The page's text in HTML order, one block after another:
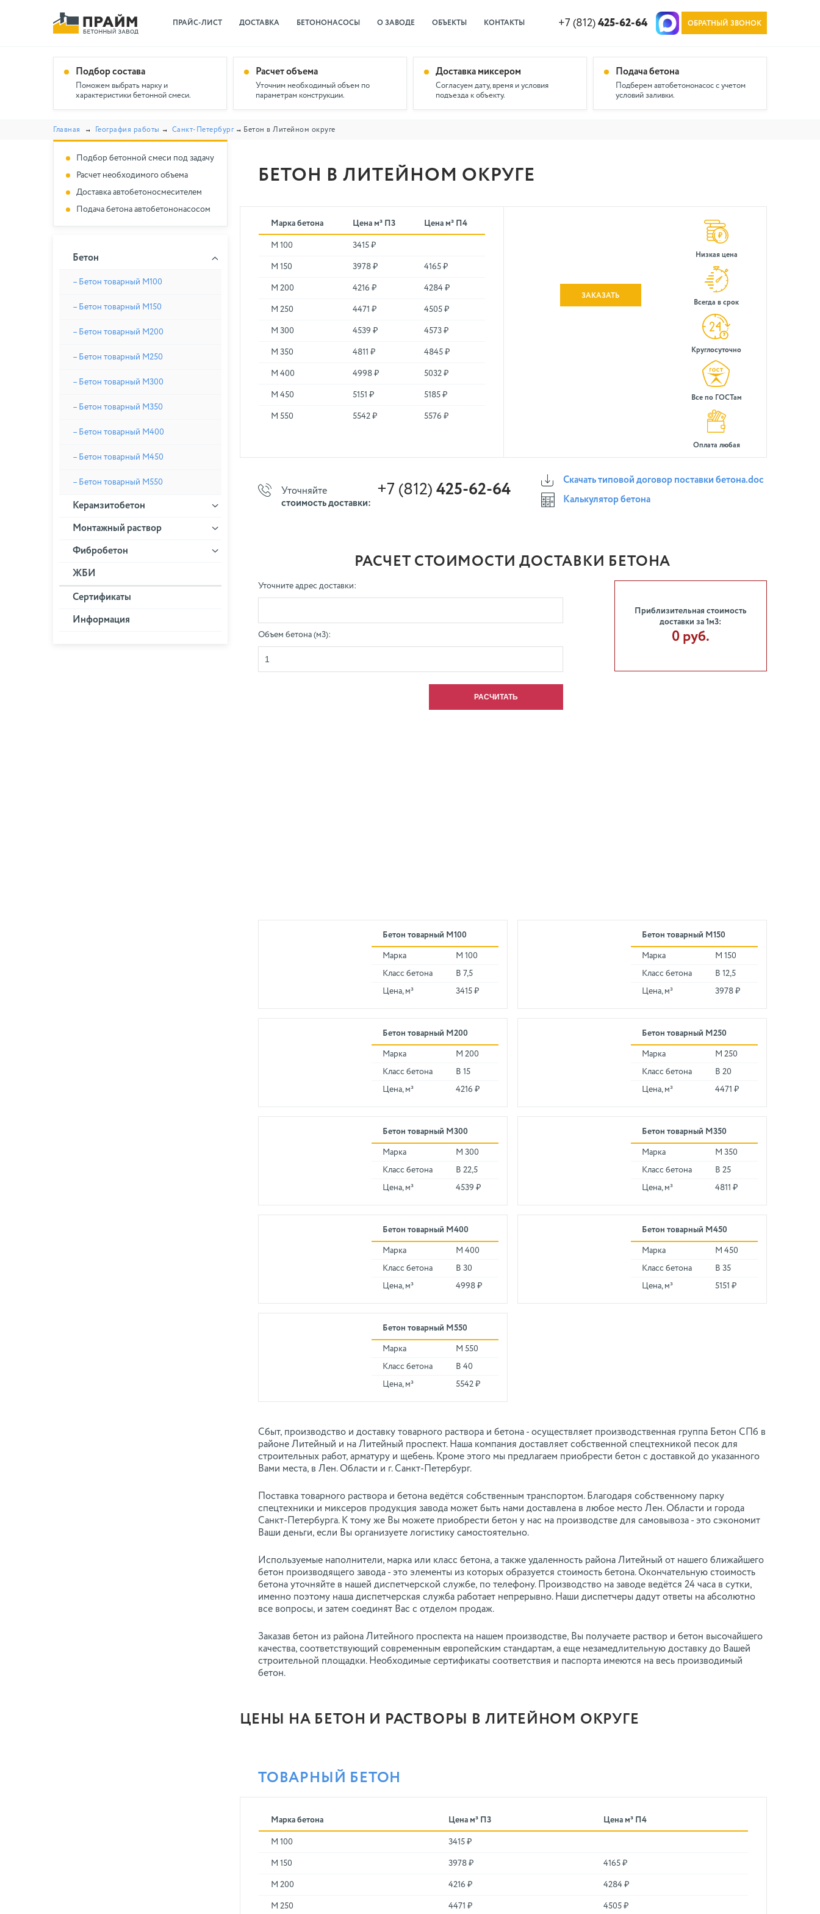
ПРАЙС-ЛИСТ ДОСТАВКА БЕТОНОНАСОСЫ О ЗАВОДЕ ОБЪЕКТЫ КОНТАКТЫ +7 (812) 425-62-64 ОБРАТНЫЙ ЗВОНОК
Подбор состава
Поможем выбрать марку и
характеристики бетонной смеси.
Расчет объема
Уточним необходимый объем по
параметрам конструкции.
Доставка миксером
Согласуем дату, время и условия
подъезда к объекту.
Подача бетона
Подберем автобетононасос с учетом
условий заливки.
Главная География работы Санкт-Петербург Бетон в Литейном округе
Подбор бетонной смеси под задачу
Расчет необходимого объема
Доставка автобетоносмесителем
Подача бетона автобетононасосом
Бетон
– Бетон товарный М100
– Бетон товарный М150
– Бетон товарный М200
– Бетон товарный М250
– Бетон товарный М300
– Бетон товарный М350
– Бетон товарный М400
– Бетон товарный М450
– Бетон товарный М550
Керамзитобетон
Монтажный раствор
Фибробетон
ЖБИ
Сертификаты
Информация
БЕТОН В ЛИТЕЙНОМ ОКРУГЕ
Марка бетона Цена м³ П3 Цена м³ П4
М 100 3415 ₽
М 150 3978 ₽ 4165 ₽
М 200 4216 ₽ 4284 ₽
М 250 4471 ₽ 4505 ₽
М 300 4539 ₽ 4573 ₽
М 350 4811 ₽ 4845 ₽
М 400 4998 ₽ 5032 ₽
М 450 5151 ₽ 5185 ₽
М 550 5542 ₽ 5576 ₽
ЗАКАЗАТЬ
Низкая цена
Всегда в срок
Круглосуточно
Все по ГОСТам
Оплата любая
Уточняйте
стоимость доставки:
+7 (812) 425-62-64
Скачать типовой договор поставки бетона.doc
Калькулятор бетона
РАСЧЕТ СТОИМОСТИ ДОСТАВКИ БЕТОНА
Уточните адрес доставки:
Объем бетона (м3):
Приблизительная стоимость
доставки за 1м3:
0 руб.
Бетон товарный М100
Марка М 100
Класс бетона В 7,5
Цена, м³ 3415 ₽
Бетон товарный М150
Марка М 150
Класс бетона В 12,5
Цена, м³ 3978 ₽
Бетон товарный М200
Марка М 200
Класс бетона В 15
Цена, м³ 4216 ₽
Бетон товарный М250
Марка М 250
Класс бетона В 20
Цена, м³ 4471 ₽
Бетон товарный М300
Марка М 300
Класс бетона В 22,5
Цена, м³ 4539 ₽
Бетон товарный М350
Марка М 350
Класс бетона В 25
Цена, м³ 4811 ₽
Бетон товарный М400
Марка М 400
Класс бетона В 30
Цена, м³ 4998 ₽
Бетон товарный М450
Марка М 450
Класс бетона В 35
Цена, м³ 5151 ₽
Бетон товарный М550
Марка М 550
Класс бетона В 40
Цена, м³ 5542 ₽
Сбыт, производство и доставку товарного раствора и бетона - осуществляет производственная группа Бетон СПб в
районе Литейный и на Литейный проспект. Наша компания доставляет собственной спецтехникой песок для
строительных работ, арматуру и щебень. Кроме этого мы предлагаем приобрести бетон с доставкой до указанного
Вами места, в Лен. Области и г. Санкт-Петербург.
Поставка товарного раствора и бетона ведётся собственным транспортом. Благодаря собственному парку
спецтехники и миксеров продукция завода может быть нами доставлена в любое место Лен. Области и города
Санкт-Петербурга. К тому же Вы можете приобрести бетон у нас на производстве для самовывоза - это сэкономит
Ваши деньги, если Вы организуете логистику самостоятельно.
Используемые наполнители, марка или класс бетона, а также удаленность района Литейный от нашего ближайшего
бетон производящего завода - это элементы из которых образуется стоимость бетона. Окончательную стоимость
бетона уточняйте в нашей диспетчерской службе, по телефону. Производство на заводе ведётся 24 часа в сутки,
именно поэтому наша диспетчерская служба работает непрерывно. Наши диспетчеры дадут ответы на абсолютно
все вопросы, и затем соединят Вас с отделом продаж.
Заказав бетон из района Литейного проспекта на нашем производстве, Вы получаете раствор и бетон высочайшего
качества, соответствующий современным европейским стандартам, а еще незамедлительную доставку до Вашей
строительной площадки. Необходимые сертификаты соответствия и паспорта имеются на весь производимый
бетон.
ЦЕНЫ НА БЕТОН И РАСТВОРЫ В ЛИТЕЙНОМ ОКРУГЕ
ТОВАРНЫЙ БЕТОН
Марка бетона Цена м³ П3 Цена м³ П4
М 100 3415 ₽
М 150 3978 ₽ 4165 ₽
М 200 4216 ₽ 4284 ₽
М 250 4471 ₽ 4505 ₽